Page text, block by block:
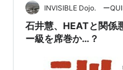
正直忘れてるところがあ
いうパンチが出せるんだ
すね。…
INVISIBLE Dojo. ー
石井慧、HEATと関係
ー級を席巻か…？